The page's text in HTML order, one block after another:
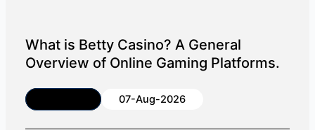
What is Betty Casino? A General
Overview of Online Gaming Platforms.
07-Aug-2026